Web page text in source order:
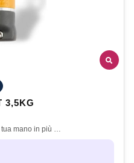
3,5KG
tua mano in più …